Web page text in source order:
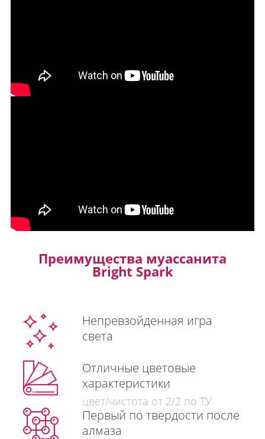
Преимущества муассанита
Bright Spark
Непревзойденная игра
света
Отличные цветовые
характеристики
цвет/чистота от 2/2 по ТУ
Первый по твердости после
алмаза